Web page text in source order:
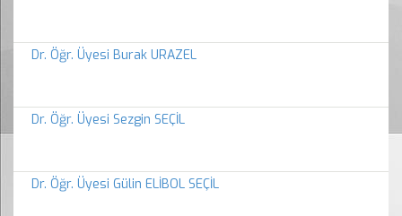
Dr. Öğr. Üyesi Burak URAZEL
Dr. Öğr. Üyesi Sezgin SEÇİL
Dr. Öğr. Üyesi Gülin ELİBOL SEÇİL